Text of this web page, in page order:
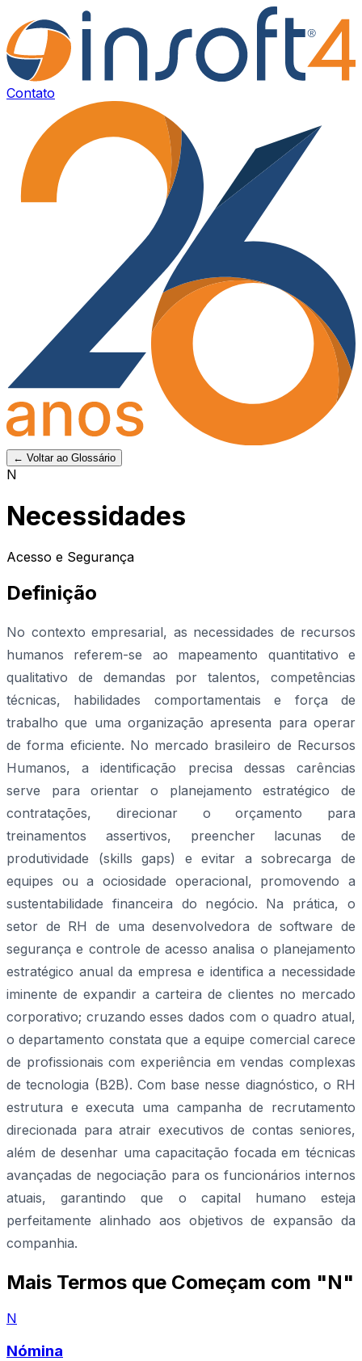
Contato
← Voltar ao Glossário
N
Necessidades
Acesso e Segurança
Definição
No contexto empresarial, as necessidades de recursos
humanos referem-se ao mapeamento quantitativo e
qualitativo de demandas por talentos, competências
técnicas, habilidades comportamentais e força de
trabalho que uma organização apresenta para operar
de forma eficiente. No mercado brasileiro de Recursos
Humanos, a identificação precisa dessas carências
serve para orientar o planejamento estratégico de
contratações, direcionar o orçamento para
treinamentos assertivos, preencher lacunas de
produtividade (skills gaps) e evitar a sobrecarga de
equipes ou a ociosidade operacional, promovendo a
sustentabilidade financeira do negócio. Na prática, o
setor de RH de uma desenvolvedora de software de
segurança e controle de acesso analisa o planejamento
estratégico anual da empresa e identifica a necessidade
iminente de expandir a carteira de clientes no mercado
corporativo; cruzando esses dados com o quadro atual,
o departamento constata que a equipe comercial carece
de profissionais com experiência em vendas complexas
de tecnologia (B2B). Com base nesse diagnóstico, o RH
estrutura e executa uma campanha de recrutamento
direcionada para atrair executivos de contas seniores,
além de desenhar uma capacitação focada em técnicas
avançadas de negociação para os funcionários internos
atuais, garantindo que o capital humano esteja
perfeitamente alinhado aos objetivos de expansão da
companhia.
Mais Termos que Começam com "N"
N
Nómina